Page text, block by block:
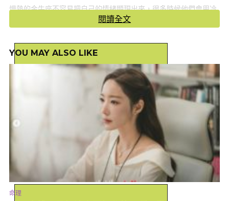
慢熱的金牛座不容易把自己的情緒顯現出來，很多時候他們會用冷
戰的方式表達自己的不悅，同時他們因為性格使然，習慣節省，但
跟雙子座談戀愛的感覺：浪漫+極端
雙子座其實是非常懂得怎麼讓另一半開心的星座，他們不只有情調
還非常有儀式感，除了有三寸不爛之舌能夠討另一半歡心之外，更
有滿滿的浪漫細胞提升戀愛中的幸福感，不過雙子座的性格極端，
吵架不開心的時候也會讓你很折磨啦…這就真的和雙子座談過戀愛
閱讀全文
YOU MAY ALSO LIKE
命理